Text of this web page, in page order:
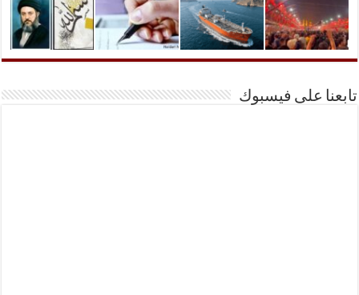
تابعنا على فيسبوك